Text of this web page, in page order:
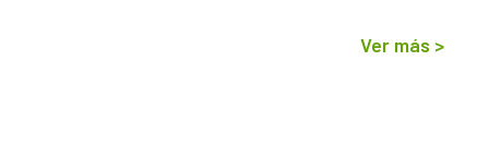
Ver más >